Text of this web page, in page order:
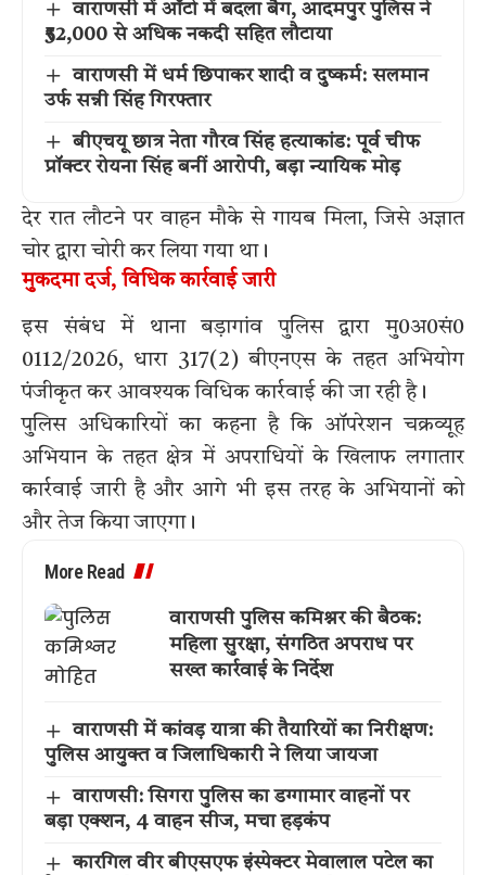
वाराणसी में ऑटो में बदला बैग, आदमपुर पुलिस ने
₹52,000 से अधिक नकदी सहित लौटाया
वाराणसी में धर्म छिपाकर शादी व दुष्कर्म: सलमान
उर्फ सन्नी सिंह गिरफ्तार
बीएचयू छात्र नेता गौरव सिंह हत्याकांड: पूर्व चीफ
प्रॉक्टर रोयना सिंह बनीं आरोपी, बड़ा न्यायिक मोड़
देर रात लौटने पर वाहन मौके से गायब मिला, जिसे अज्ञात
चोर द्वारा चोरी कर लिया गया था।
मुकदमा दर्ज, विधिक कार्रवाई जारी
इस संबंध में थाना बड़ागांव पुलिस द्वारा मु0अ0सं0
0112/2026, धारा 317(2) बीएनएस के तहत अभियोग
पंजीकृत कर आवश्यक विधिक कार्रवाई की जा रही है।
पुलिस अधिकारियों का कहना है कि ऑपरेशन चक्रव्यूह
अभियान के तहत क्षेत्र में अपराधियों के खिलाफ लगातार
कार्रवाई जारी है और आगे भी इस तरह के अभियानों को
और तेज किया जाएगा।
More Read
वाराणसी पुलिस कमिश्नर की बैठक:
महिला सुरक्षा, संगठित अपराध पर
सख्त कार्रवाई के निर्देश
वाराणसी में कांवड़ यात्रा की तैयारियों का निरीक्षण:
पुलिस आयुक्त व जिलाधिकारी ने लिया जायजा
वाराणसी: सिगरा पुलिस का डग्गामार वाहनों पर
बड़ा एक्शन, 4 वाहन सीज, मचा हड़कंप
कारगिल वीर बीएसएफ इंस्पेक्टर मेवालाल पटेल का